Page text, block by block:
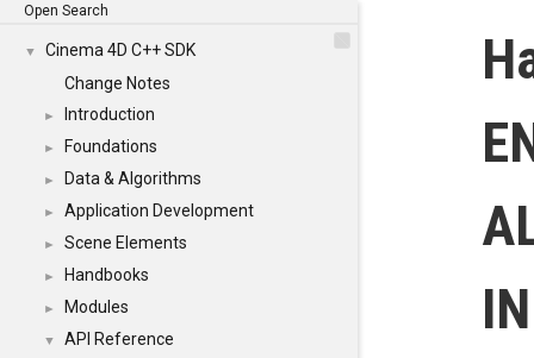
Open Search
▼
Cinema 4D C++ SDK
Change Notes
► Introduction
► Foundations
► Data & Algorithms
► Application Development
► Scene Elements
► Handbooks
► Modules
▼ API Reference